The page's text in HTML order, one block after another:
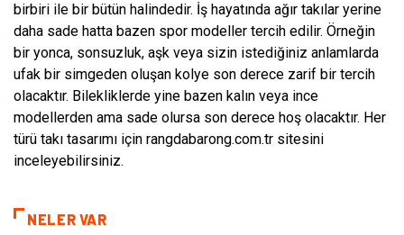
birbiri ile bir bütün halindedir. İş hayatında ağır takılar yerine
daha sade hatta bazen spor modeller tercih edilir. Örneğin
bir yonca, sonsuzluk, aşk veya sizin istediğiniz anlamlarda
ufak bir simgeden oluşan kolye son derece zarif bir tercih
olacaktır. Bilekliklerde yine bazen kalın veya ince
modellerden ama sade olursa son derece hoş olacaktır. Her
türü takı tasarımı için rangdabarong.com.tr sitesini
inceleyebilirsiniz.
NELER VAR